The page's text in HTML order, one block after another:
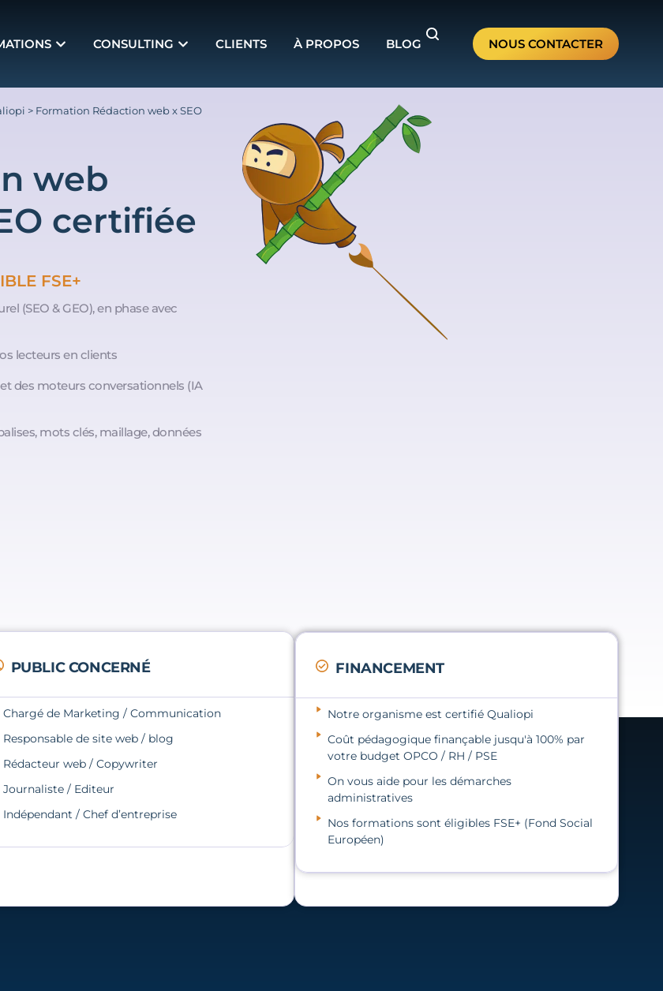
CONSULTING CLIENTS À PROPOS BLOG NOUS CONTACTER
> Formation Rédaction web x SEO
web
certifiée
FSE+
(SEO & GEO), en phase avec
lecteurs en clients
des moteurs conversationnels (IA
mots clés, maillage, données
PUBLIC CONCERNÉ
Chargé de Marketing / Communication
Responsable de site web / blog
Rédacteur web / Copywriter
Journaliste / Editeur
Indépendant / Chef d’entreprise
FINANCEMENT
Notre organisme est certifié Qualiopi
Coût pédagogique finançable jusqu'à 100% par
votre budget OPCO / RH / PSE
On vous aide pour les démarches
administratives
Nos formations sont éligibles FSE+ (Fond Social
Européen)